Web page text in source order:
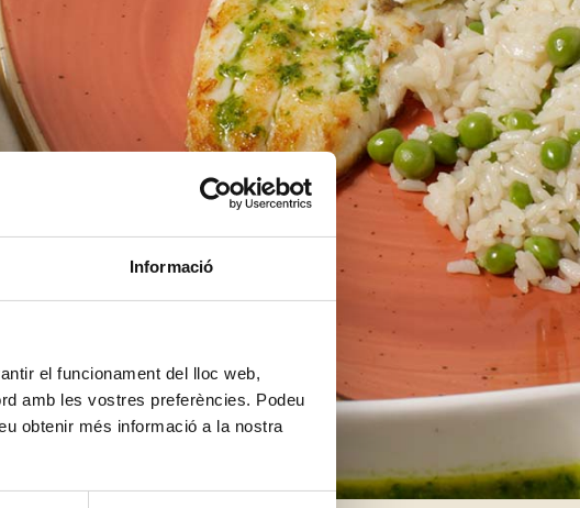
Informació
el funcionament del lloc web,
amb les vostres preferències. Podeu
obtenir més informació a la nostra